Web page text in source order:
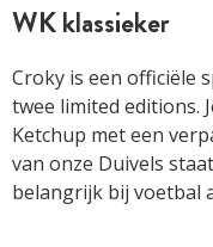
WK klassieker
Croky is een officiële
twee limited editions.
Ketchup met een
van onze Duivels
belangrijk bij voetbal